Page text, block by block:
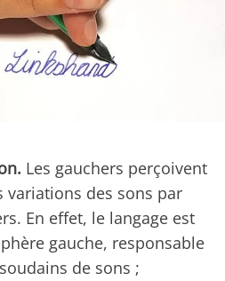
Les gauchers perçoivent
variations des sons par
En effet, le langage est
gauche, responsable
de sons ;